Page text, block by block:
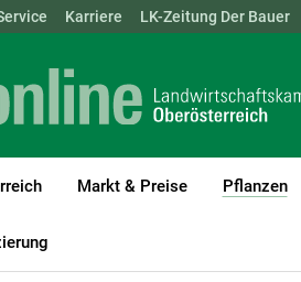
ÖSTERREICH BGLD
Karriere LK-Zeitung Der Bauer
Markt & Preise Pflanzen
Pflanzen